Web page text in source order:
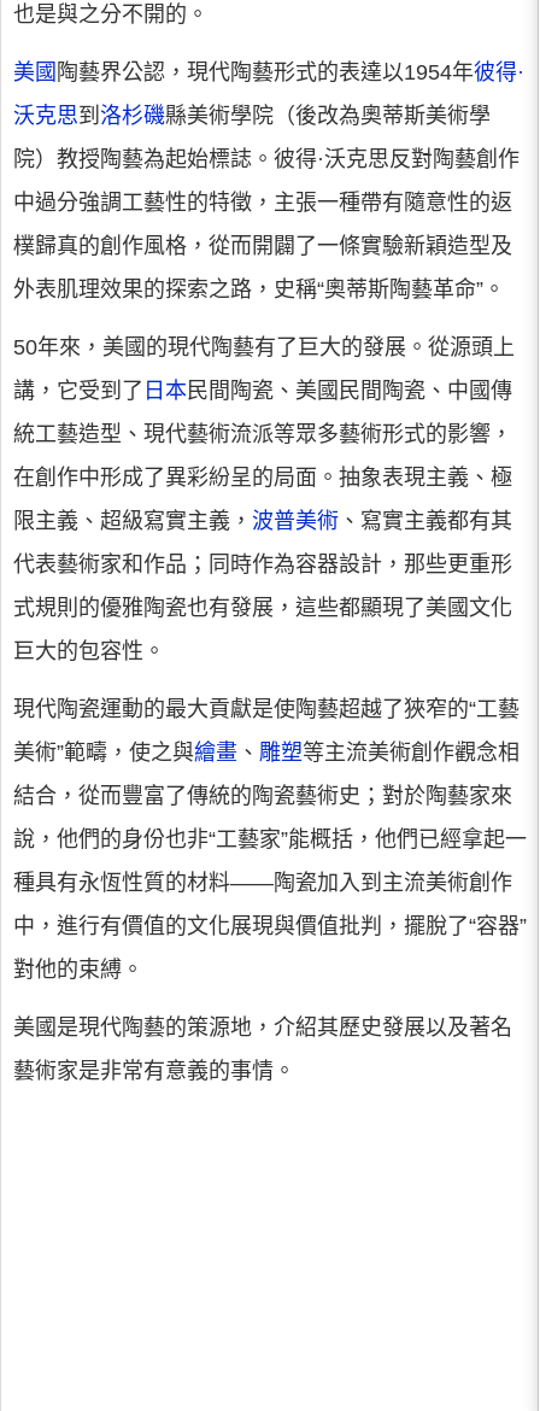
也是與之分不開的。
美國 陶藝界公認，現代陶藝形式的表達以1954年彼得·
沃克思到 洛杉磯縣美術學院（後改為奧蒂斯美術學
院）教授陶藝為起始標誌。彼得·沃克思反對陶藝創作
中過分強調工藝性的特徵，主張一種帶有隨意性的返
樸歸真的創作風格，從而開闢了一條實驗新穎造型及
外表肌理效果的探索之路，史稱“奧蒂斯陶藝革命”。
50年來，美國的現代陶藝有了巨大的發展。從源頭上
講，它受到了 日本民間陶瓷、美國民間陶瓷、中國傳
統工藝造型、現代藝術流派等眾多藝術形式的影響，
在創作中形成了異彩紛呈的局面。抽象表現主義、極
限主義、超級寫實主義， 波普美術 、寫實主義都有其
代表藝術家和作品；同時作為容器設計，那些更重形
式規則的優雅陶瓷也有發展，這些都顯現了美國文化
巨大的包容性。
現代陶瓷運動的最大貢獻是使陶藝超越了狹窄的“工藝
美術”範疇，使之與繪畫 、 雕塑等主流美術創作觀念相
結合，從而豐富了傳統的陶瓷藝術史；對於陶藝家來
說，他們的身份也非“工藝家”能概括，他們已經拿起一
種具有永恆性質的材料——陶瓷加入到主流美術創作
中，進行有價值的文化展現與價值批判，擺脫了“容器”
對他的束縛。
美國是現代陶藝的策源地，介紹其歷史發展以及著名
藝術家是非常有意義的事情。